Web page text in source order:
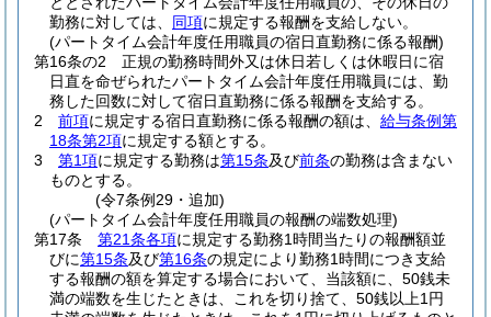
勤務に対しては、 同項に規定する報酬を支給しない。
(パートタイム会計年度任用職員の宿日直勤務に係る報酬)
第16条の2
正規の勤務時間外又は休日若しくは休暇日に宿
日直を命ぜられたパートタイム会計年度任用職員には、勤
務した回数に対して宿日直勤務に係る報酬を支給する。
2
前項に規定する宿日直勤務に係る報酬の額は、 給与条例第
18条第2項に規定する額とする。
3
第1項に規定する勤務は第15条及び前条の勤務は含まない
ものとする。
(令7条例29・追加)
(パートタイム会計年度任用職員の報酬の端数処理)
第17条
第21条各項に規定する勤務1時間当たりの報酬額並
びに第15条及び第16条の規定により勤務1時間につき支給
する報酬の額を算定する場合において、当該額に、50銭未
満の端数を生じたときは、これを切り捨て、50銭以上1円